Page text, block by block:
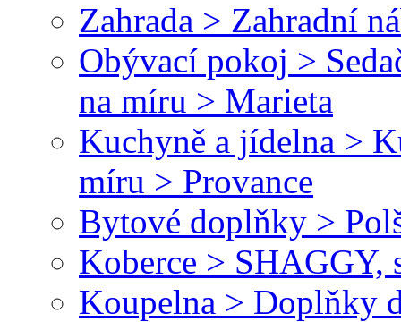
Zahrada > Zahradní
Obývací pokoj >
na míru > Marieta
Kuchyně a jídelna >
míru > Provance
Bytové doplňky >
Koberce > SHAGGY,
Koupelna > Doplňky